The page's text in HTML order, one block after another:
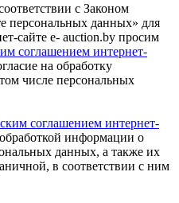
с Законом
персональных данных» для
сайте e- auction.by просим
соглашением интернет-
на обработку
числе персональных
соглашением интернет-
информации о
данных, а также их
в соответствии с ним